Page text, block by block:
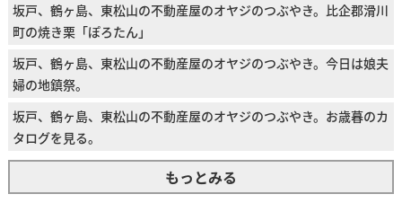
坂戸、鶴ヶ島、東松山の不動産屋のオヤジのつぶやき。比企郡滑川
町の焼き栗「ぽろたん」
坂戸、鶴ヶ島、東松山の不動産屋のオヤジのつぶやき。今日は娘夫
婦の地鎮祭。
坂戸、鶴ヶ島、東松山の不動産屋のオヤジのつぶやき。お歳暮のカ
タログを見る。
もっとみる